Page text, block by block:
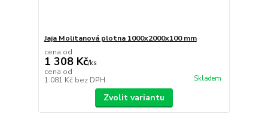
Jaja Molitanová plotna 1000x2000x100 mm
cena od
1 308 Kč/ks
cena od
1 081 Kč bez DPH Skladem
Zvolit variantu